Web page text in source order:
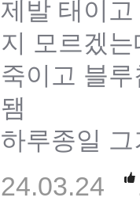
제발 태이
지 모르겠는
죽이고 블
됌
하루종일
24.03.24